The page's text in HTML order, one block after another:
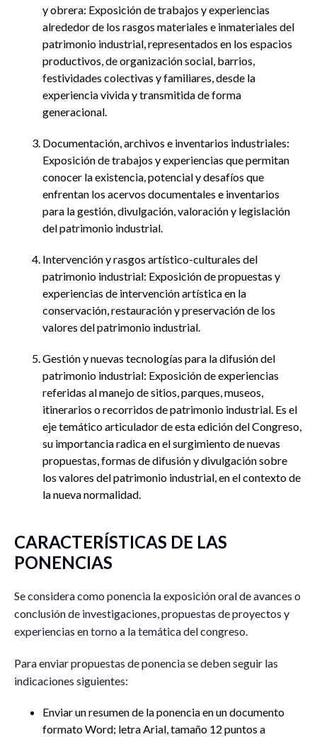
y obrera: Exposición de trabajos y experiencias
alrededor de los rasgos materiales e inmateriales del
patrimonio industrial, representados en los espacios
productivos, de organización social, barrios,
festividades colectivas y familiares, desde la
experiencia vivida y transmitida de forma
generacional.
Documentación, archivos e inventarios industriales:
Exposición de trabajos y experiencias que permitan
conocer la existencia, potencial y desafíos que
enfrentan los acervos documentales e inventarios
para la gestión, divulgación, valoración y legislación
del patrimonio industrial.
Intervención y rasgos artístico-culturales del
patrimonio industrial: Exposición de propuestas y
experiencias de intervención artística en la
conservación, restauración y preservación de los
valores del patrimonio industrial.
Gestión y nuevas tecnologías para la difusión del
patrimonio industrial: Exposición de experiencias
referidas al manejo de sitios, parques, museos,
itinerarios o recorridos de patrimonio industrial. Es el
eje temático articulador de esta edición del Congreso,
su importancia radica en el surgimiento de nuevas
propuestas, formas de difusión y divulgación sobre
los valores del patrimonio industrial, en el contexto de
la nueva normalidad.
CARACTERÍSTICAS DE LAS
PONENCIAS
Se considera como ponencia la exposición oral de avances o
conclusión de investigaciones, propuestas de proyectos y
experiencias en torno a la temática del congreso.
Para enviar propuestas de ponencia se deben seguir las
indicaciones siguientes:
Enviar un resumen de la ponencia en un documento
formato Word; letra Arial, tamaño 12 puntos a